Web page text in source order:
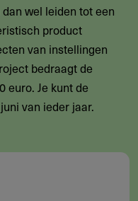
wel leiden tot een
product
van instellingen
bedraagt de
euro. Je kunt de
van ieder jaar.